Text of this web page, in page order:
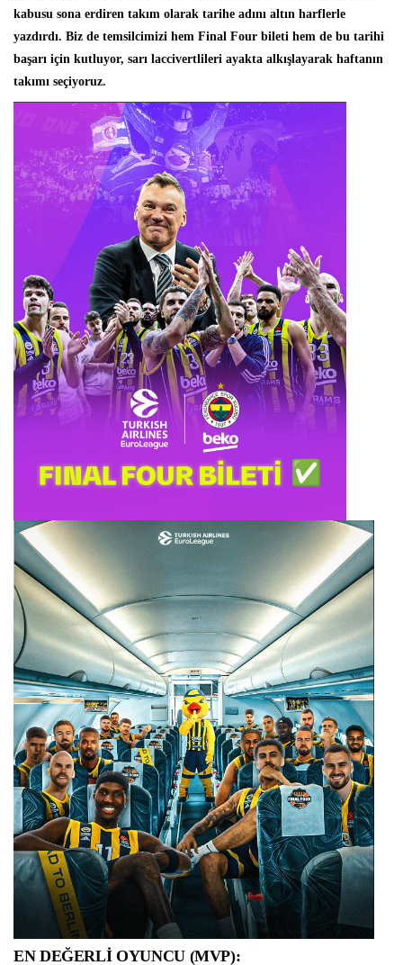
kabusu sona erdiren takım olarak tarihe adını altın harflerle
yazdırdı. Biz de temsilcimizi hem Final Four bileti hem de bu tarihi
başarı için kutluyor, sarı laccivertlileri ayakta alkışlayarak haftanın
takımı seçiyoruz.
EN DEĞERLİ OYUNCU (MVP):